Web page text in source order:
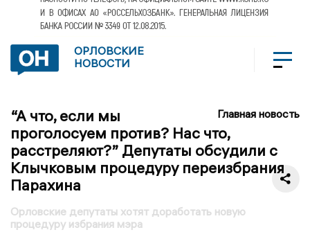
ОРЛОВСКИЕ
НОВОСТИ
Главная новость
“А что, если мы
проголосуем против? Нас что,
расстреляют?” Депутаты обсудили с
Клычковым процедуру переизбрания
Парахина
Орловские депутаты хотят доработать новую
процедуру избрания мэра